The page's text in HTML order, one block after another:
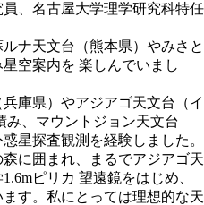
、名古屋大学理学研究科特任
ナ天文台（熊本県）やみさと
空案内を 楽しんでいまし
庫県）やアジアゴ天文台（イ
み、マウントジョン天文台
星探査観測を経験しました。
に囲まれ、まるでアジアゴ天
ピリカ 望遠鏡をはじめ、
す。私にとっては理想的な天